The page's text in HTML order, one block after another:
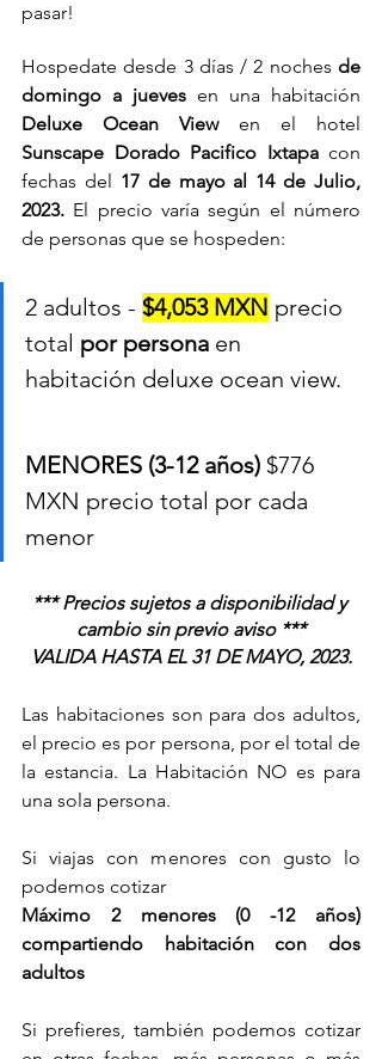
pasar!
Hospedate desde 3 días / 2 noches de
domingo a jueves en una habitación
Deluxe Ocean View
Sunscape Dorado Pacifico Ixtapa con
fechas del
17 de mayo al 14 de Julio,
2023. El precio varía según el número
de personas que se hospeden:
2 adultos - $4,053 MXN precio
total por persona en
habitación deluxe ocean view.
MENORES (3-12 años) $776
MXN precio total por cada
menor
*** Precios sujetos a disponibilidad y
cambio sin previo aviso ***
VALIDA HASTA EL 31 DE MAYO, 2023.
Las habitaciones son para dos adultos,
el precio es por persona, por el total de
la estancia. La Habitación NO es para
una sola persona.
Si viajas con menores con gusto lo
podemos cotizar
Máximo 2 menores (0 -12 años)
compartiendo habitación con dos
adultos
Si prefieres, también podemos cotizar